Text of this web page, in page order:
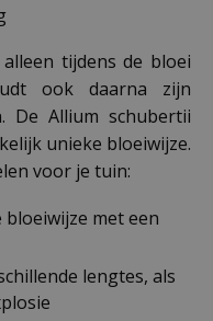
tijdens de bloei
ook daarna zijn
De Allium schubertii
unieke bloeiwijze.
voor je tuin:
met een
lengtes, als